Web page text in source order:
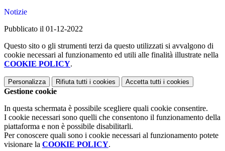
Notizie
Pubblicato il 01-12-2022
Questo sito o gli strumenti terzi da questo utilizzati si avvalgono di
cookie necessari al funzionamento ed utili alle finalità illustrate nella
COOKIE POLICY.
Personalizza Rifiuta tutti i cookies Accetta tutti i cookies
Gestione cookie
In questa schermata è possibile scegliere quali cookie consentire.
I cookie necessari sono quelli che consentono il funzionamento della
piattaforma e non è possibile disabilitarli.
Per conoscere quali sono i cookie necessari al funzionamento potete
visionare la COOKIE POLICY.